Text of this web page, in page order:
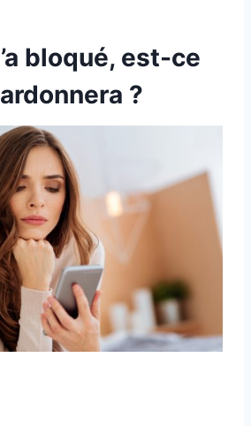
bloqué, est-ce
?